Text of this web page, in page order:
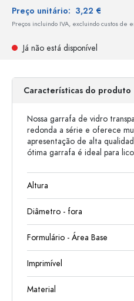
Preço unitário: 3,22 €
Preços incluindo IVA, excluindo custos de
Já não está disponível
Características do produto
Nossa garrafa de vidro
redonda a série e oferece
apresentação de alta
ótima garrafa é ideal para
Altura
Diâmetro - fora
Formulário - Área Base
Imprimível
Material